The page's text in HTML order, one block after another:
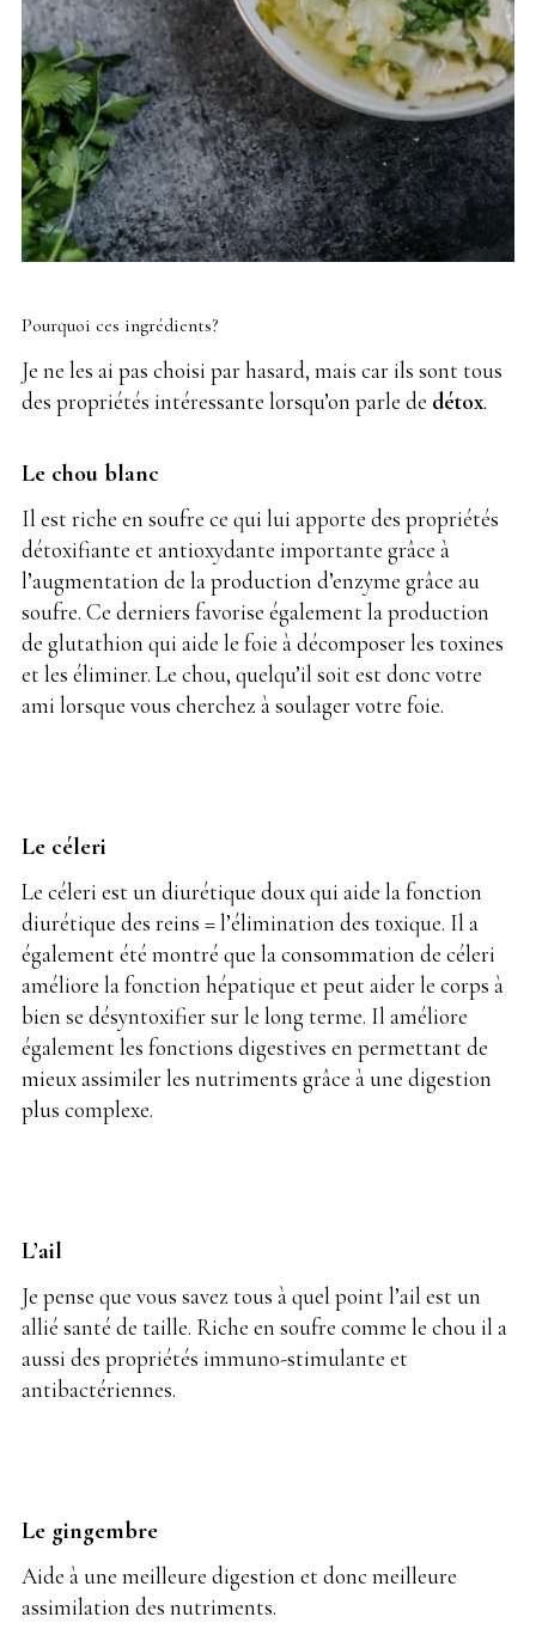
Pourquoi ces ingrédients?
Je ne les ai pas choisi par hasard, mais car ils sont tous
des propriétés intéressante lorsqu’on parle de détox.
Le chou blanc
Il est riche en soufre ce qui lui apporte des propriétés
détoxifiante et antioxydante importante grâce à
l’augmentation de la production d’enzyme grâce au
soufre. Ce derniers favorise également la production
de glutathion qui aide le foie à décomposer les toxines
et les éliminer. Le chou, quelqu’il soit est donc votre
ami lorsque vous cherchez à soulager votre foie.
Le céleri
Le céleri est un diurétique doux qui aide la fonction
diurétique des reins = l’élimination des toxique. Il a
également été montré que la consommation de céleri
améliore la fonction hépatique et peut aider le corps à
bien se désyntoxifier sur le long terme. Il améliore
également les fonctions digestives en permettant de
mieux assimiler les nutriments grâce à une digestion
plus complexe.
L’ail
Je pense que vous savez tous à quel point l’ail est un
allié santé de taille. Riche en soufre comme le chou il a
aussi des propriétés immuno-stimulante et
antibactériennes.
Le gingembre
Aide à une meilleure digestion et donc meilleure
assimilation des nutriments.